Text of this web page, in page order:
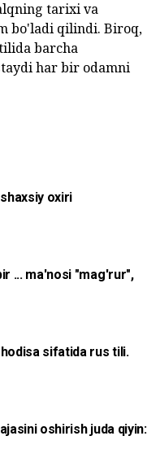
tarixi va
bo'ladi qilindi. Biroq,
barcha
har bir odamni
oxiri
... ma'nosi "mag'rur",
sifatida rus tili.
oshirish juda qiyin: